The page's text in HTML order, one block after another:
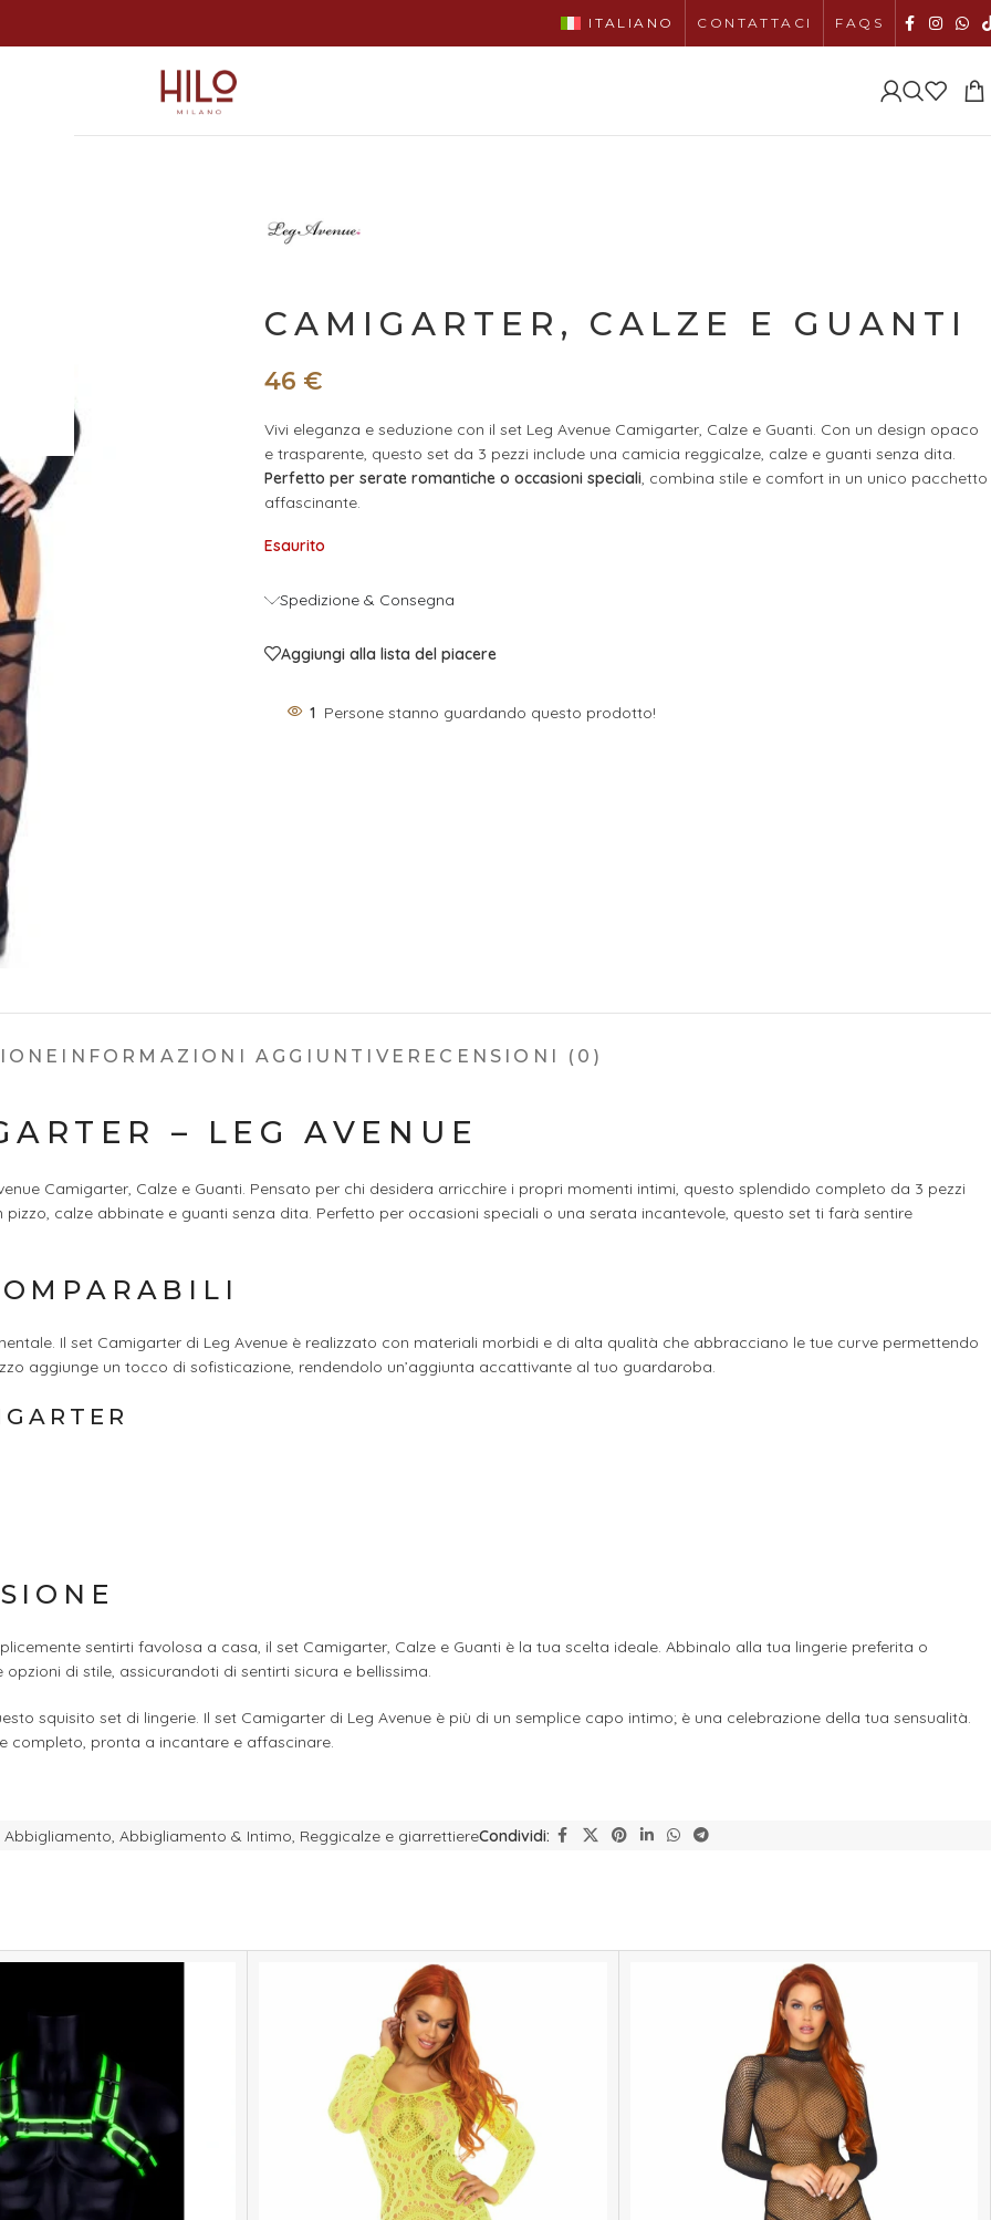
ITALIANO CONTATTACI FAQS
CAMIGARTER, CALZE E GUANTI
46 €
Vivi eleganza e seduzione con il set Leg Avenue Camigarter, Calze e Guanti. Con un design opaco
e trasparente, questo set da 3 pezzi include una camicia reggicalze, calze e guanti senza dita.
Perfetto per serate romantiche o occasioni speciali, combina stile e comfort in un unico pacchetto
affascinante.
Esaurito
Spedizione & Consegna
Aggiungi alla lista del piacere
1 Persone stanno guardando questo prodotto!
INFORMAZIONI AGGIUNTIVE RECENSIONI (0)
– LEG AVENUE
Camigarter, Calze e Guanti. Pensato per chi desidera arricchire i propri momenti intimi, questo splendido completo da 3 pezzi
calze abbinate e guanti senza dita. Perfetto per occasioni speciali o una serata incantevole, questo set ti farà sentire
Il set Camigarter di Leg Avenue è realizzato con materiali morbidi e di alta qualità che abbracciano le tue curve permettendo
aggiunge un tocco di sofisticazione, rendendolo un’aggiunta accattivante al tuo guardaroba.
sentirti favolosa a casa, il set Camigarter, Calze e Guanti è la tua scelta ideale. Abbinalo alla tua lingerie preferita o
di stile, assicurandoti di sentirti sicura e bellissima.
squisito set di lingerie. Il set Camigarter di Leg Avenue è più di un semplice capo intimo; è una celebrazione della tua sensualità.
completo, pronta a incantare e affascinare.
Abbigliamento Abbigliamento & Intimo Reggicalze e giarrettiereCondividi: